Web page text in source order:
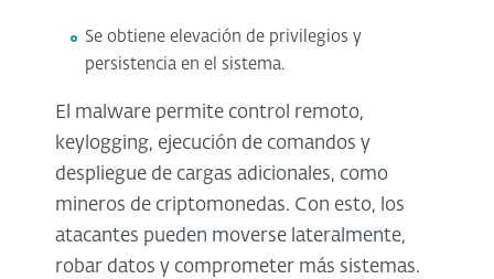
Se obtiene elevación de privilegios y
persistencia en el sistema.
El malware permite control remoto,
keylogging, ejecución de comandos y
despliegue de cargas adicionales, como
mineros de criptomonedas. Con esto, los
atacantes pueden moverse lateralmente,
robar datos y comprometer más sistemas.